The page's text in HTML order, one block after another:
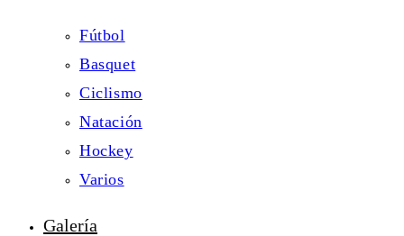
Fútbol
Basquet
Ciclismo
Natación
Hockey
Varios
Galería